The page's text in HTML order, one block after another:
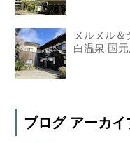
ヌルヌル
白温泉 国
ブログ アーカイ